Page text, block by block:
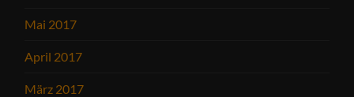
Mai 2017
April 2017
März 2017